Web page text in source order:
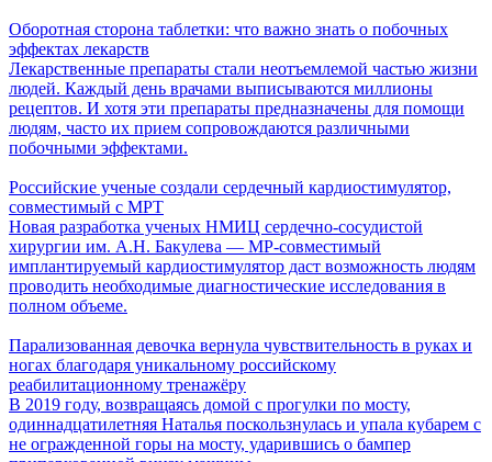
Оборотная сторона таблетки: что важно знать о побочных
эффектах лекарств
Лекарственные препараты стали неотъемлемой частью жизни
людей. Каждый день врачами выписываются миллионы
рецептов. И хотя эти препараты предназначены для помощи
людям, часто их прием сопровождаются различными
побочными эффектами.
Российские ученые создали сердечный кардиостимулятор,
совместимый с МРТ
Новая разработка ученых НМИЦ сердечно-сосудистой
хирургии им. А.Н. Бакулева — МР-совместимый
имплантируемый кардиостимулятор даст возможность людям
проводить необходимые диагностические исследования в
полном объеме.
Парализованная девочка вернула чувствительность в руках и
ногах благодаря уникальному российскому
реабилитационному тренажёру
В 2019 году, возвращаясь домой с прогулки по мосту,
одиннадцатилетняя Наталья поскользнулась и упала кубарем с
не огражденной горы на мосту, ударившись о бампер